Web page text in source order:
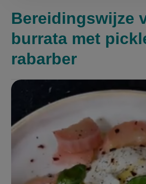
Bereidingswijze
burrata met
rabarber